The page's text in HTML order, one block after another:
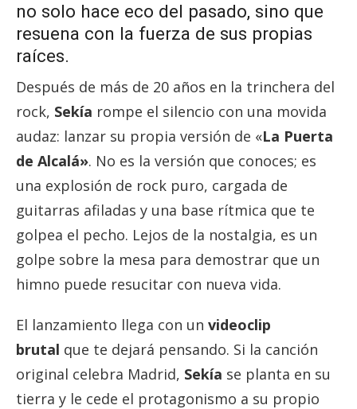
no solo hace eco del pasado, sino que
resuena con la fuerza de sus propias
raíces.
Después de más de 20 años en la trinchera del
rock, Sekía rompe el silencio con una movida
audaz: lanzar su propia versión de «La Puerta
de Alcalá». No es la versión que conoces; es
una explosión de rock puro, cargada de
guitarras afiladas y una base rítmica que te
golpea el pecho. Lejos de la nostalgia, es un
golpe sobre la mesa para demostrar que un
himno puede resucitar con nueva vida.
El lanzamiento llega con un videoclip
brutal que te dejará pensando. Si la canción
original celebra Madrid, Sekía se planta en su
tierra y le cede el protagonismo a su propio